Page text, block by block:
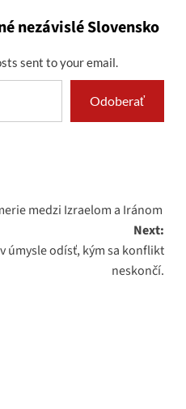
nezávislé Slovensko
sent to your email.
Odoberať
medzi Izraelom a Iránom
Next:
úmysle odísť, kým sa konflikt
neskončí.